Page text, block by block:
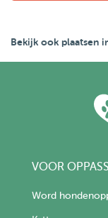
Bekijk ook plaatsen
VOOR
Word